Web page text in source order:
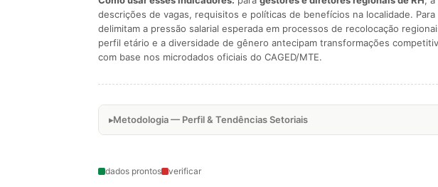
descrições de vagas, requisitos e políticas de benefícios na localidade. Para
delimitam a pressão salarial esperada em processos de recolocação
perfil etário e a diversidade de gênero antecipam transformações
com base nos microdados oficiais do CAGED/MTE.
Metodologia — Perfil & Tendências Setoriais
dados prontos verificar